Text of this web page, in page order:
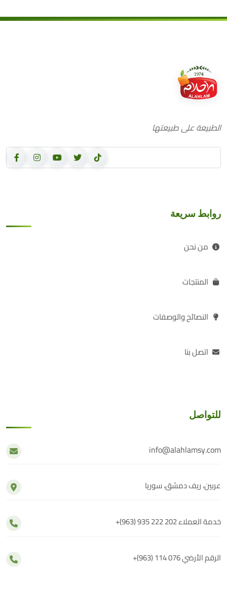
الطبيعة على طبيعتها
روابط سريعة
من نحن
المنتجات
النصائح والوصفات
اتصل بنا
للتواصل
info@alahlamsy.com
عربين، ريف دمشق، سوريا
+(963) 935 222 202خدمة العملاء
+(963) 114 076الرقم الأرضي